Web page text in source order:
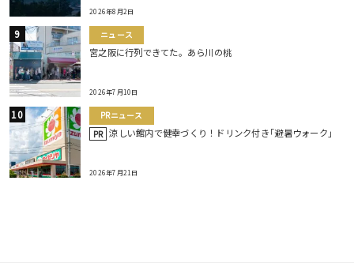
2026年8月2日
ニュース
宮之阪に行列できてた。あら川の桃
2026年7月10日
PRニュース
PR 涼しい館内で健幸づくり！ドリンク付き｢避暑ウォーク｣
2026年7月21日